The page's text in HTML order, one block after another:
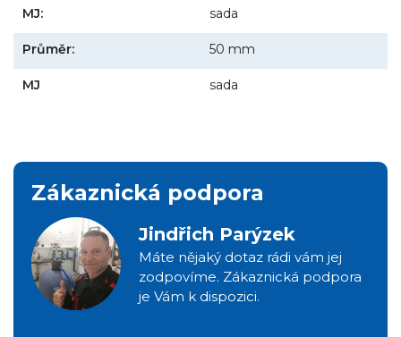
MJ: sada
Průměr: 50 mm
MJ sada
Zákaznická podpora
Jindřich Parýzek
Máte nějaký dotaz rádi vám jej
zodpovíme. Zákaznická podpora
je Vám k dispozici.